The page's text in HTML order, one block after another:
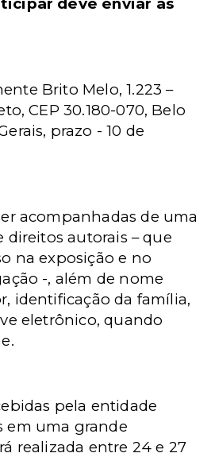
Brito Melo, 1.223 –
CEP 30.180-070, Belo
prazo - 10 de
acompanhadas de uma
direitos autorais – que
na exposição e no
-, além de nome
identificação da família,
eletrônico, quando
pela entidade
em uma grande
realizada entre 24 e 27